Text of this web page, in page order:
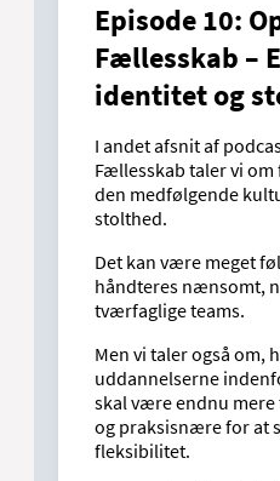
Episode 10:
Fællesskab –
identitet og
I andet afsnit af
Fællesskab taler vi
den medfølgende
stolthed.
Det kan være meget
håndteres nænsomt,
tværfaglige teams.
Men vi taler også om,
uddannelserne
skal være endnu
og praksisnære for at
fleksibilitet.